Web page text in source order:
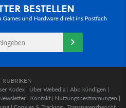
BESTELLEN
und Hardware direkt ins Postfach
RUBRIKEN
Kodex | Über Webedia | Abo kündigen |
| Kontakt | Nutzungsbestimmungen |